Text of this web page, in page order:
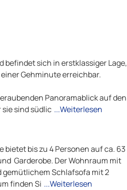
sich in erstklassiger Lage,
Gehminute erreichbar.
Panoramablick auf den
sind südlic ...Weiterlesen
bietet bis zu 4 Personen auf ca. 63
Garderobe. Der Wohnraum mit
gemütlichem Schlafsofa mit 2
finden Si ...Weiterlesen